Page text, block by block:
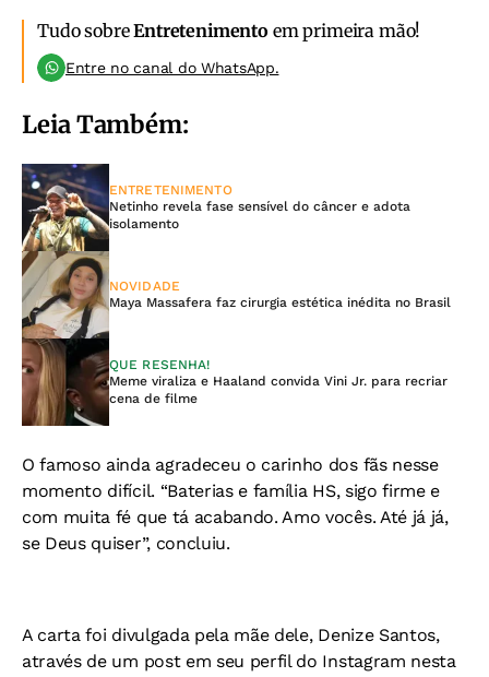
Tudo sobreEntretenimento em primeira mão!
Entre no canal do WhatsApp.
Leia Também:
ENTRETENIMENTO
Netinho revela fase sensível do câncer e adota
isolamento
NOVIDADE
Maya Massafera faz cirurgia estética inédita no Brasil
QUE RESENHA!
Meme viraliza e Haaland convida Vini Jr. para recriar
cena de filme
O famoso ainda agradeceu o carinho dos fãs nesse
momento difícil. “Baterias e família HS, sigo firme e
com muita fé que tá acabando. Amo vocês. Até já já,
se Deus quiser”, concluiu.
A carta foi divulgada pela mãe dele, Denize Santos,
através de um post em seu perfil do Instagram nesta